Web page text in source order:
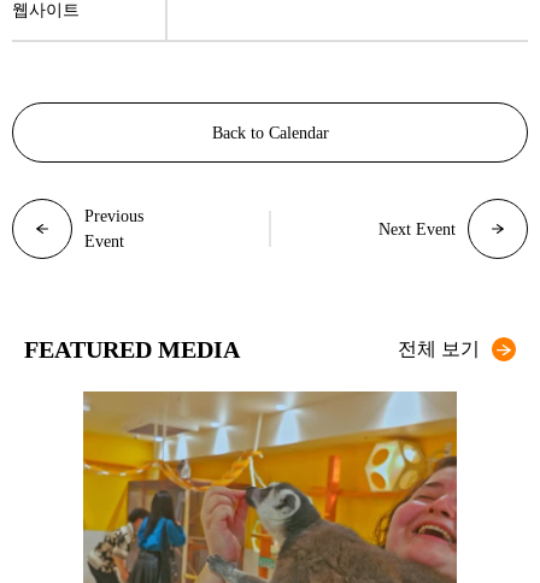
웹사이트
Previous
Event
Back to Calendar
Next Event
FEATURED MEDIA 전체 보기